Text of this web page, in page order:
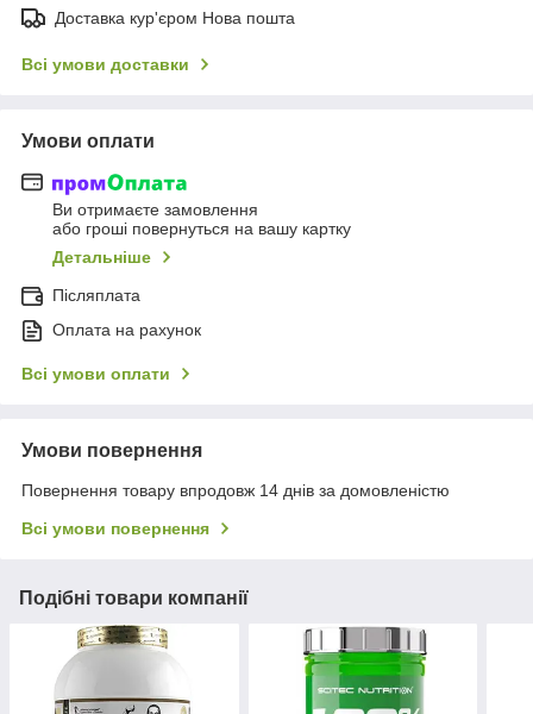
Доставка кур'єром Нова пошта
Всі умови доставки
Умови оплати
Ви отримаєте замовлення
або гроші повернуться на вашу картку
Детальніше
Післяплата
Оплата на рахунок
Всі умови оплати
Умови повернення
Повернення товару впродовж 14 днів за домовленістю
Всі умови повернення
Подібні товари компанії